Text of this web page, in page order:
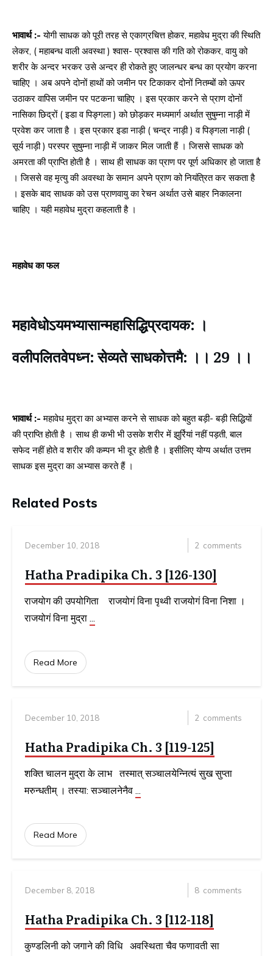
भावार्थ :-योगी साधक को पूरी तरह से एकाग्रचित्त होकर, महावेध मुद्रा की स्थिति
लेकर, ( महाबन्ध वाली अवस्था ) श्वास- प्रश्वास की गति को रोककर, वायु को
शरीर के अन्दर भरकर उसे अन्दर ही रोकते हुए जालन्धर बन्ध का प्रयोग करना
चाहिए । अब अपने दोनों हाथों को जमीन पर टिकाकर दोनों नितम्बों को ऊपर
उठाकर वापिस जमीन पर पटकना चाहिए । इस प्रकार करने से प्राण दोनों
नासिका छिद्रों ( इडा व पिङ्गला ) को छोड़कर मध्यमार्ग अर्थात सुषुम्ना नाड़ी में
प्रवेश कर जाता है । इस प्रकार इडा नाड़ी ( चन्द्र नाड़ी ) व पिङ्गला नाड़ी (
सूर्य नाड़ी ) परस्पर सुषुम्ना नाड़ी में जाकर मिल जाती हैं । जिससे साधक को
अमरता की प्राप्ति होती है । साथ ही साधक का प्राण पर पूर्ण अधिकार हो जाता है
। जिससे वह मृत्यु की अवस्था के समान अपने प्राण को नियंत्रित कर सकता है
। इसके बाद साधक को उस प्राणवायु का रेचन अर्थात उसे बाहर निकालना
चाहिए । यही महावेध मुद्रा कहलाती है ।
महावेध का फल
महावेधोऽयमभ्यासान्महासिद्धिप्रदायक: ।
वलीपलितवेपध्न: सेव्यते साधकोत्तमै: ।। 29 ।।
भावार्थ :-महावेध मुद्रा का अभ्यास करने से साधक को बहुत बड़ी- बड़ी सिद्धियों
की प्राप्ति होती है । साथ ही कभी भी उसके शरीर में झुर्रियां नहीं पड़ती, बाल
सफेद नहीं होते व शरीर की कम्पन भी दूर होती है । इसीलिए योग्य अर्थात उत्तम
साधक इस मुद्रा का अभ्यास करते हैं ।
Related Posts
December 10, 2018 2 comments
Hatha Pradipika Ch. 3 [126-130]
राजयोग की उपयोगिता राजयोगं विना पृथ्वी राजयोगं विना निशा ।
राजयोगं विना मुद्रा ...
Read More
December 10, 2018 2 comments
Hatha Pradipika Ch. 3 [119-125]
शक्ति चालन मुद्रा के लाभ तस्मात् सञ्चालयेन्नित्यं सुख सुप्ता
मरुन्धतीम् । तस्या: सञ्चालनेनैव ...
Read More
December 8, 2018 8 comments
Hatha Pradipika Ch. 3 [112-118]
कुण्डलिनी को जगाने की विधि अवस्थिता चैव फणावती सा